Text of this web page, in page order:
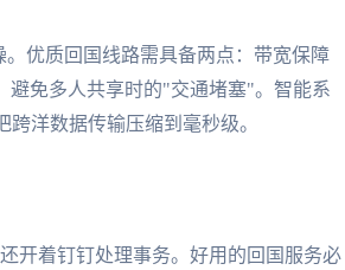
优质回国线路需具备两点：带宽保障
避免多人共享时的"交通堵塞"。智能系
洋数据传输压缩到毫秒级。
开着钉钉处理事务。好用的回国服务必